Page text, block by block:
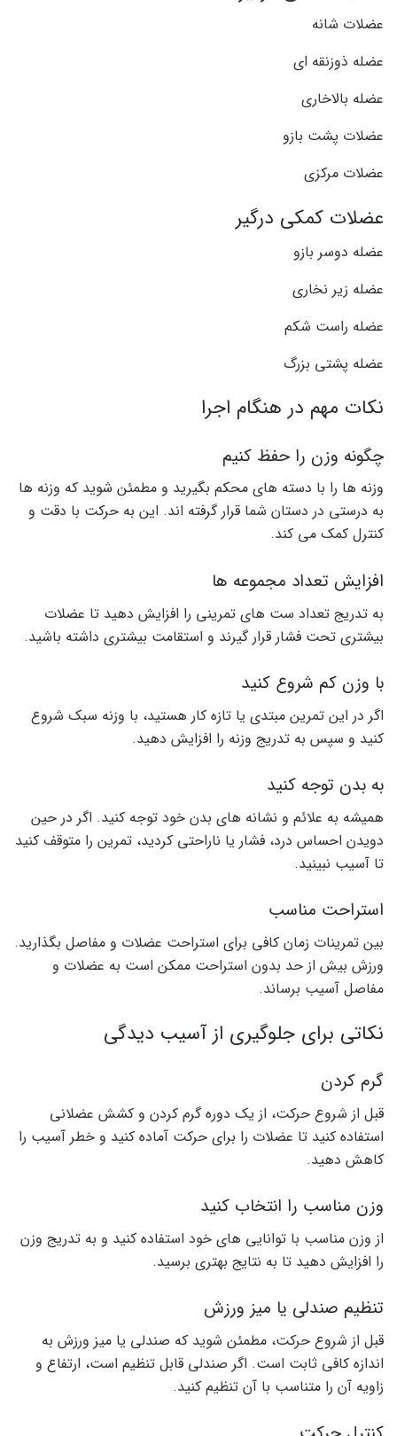
عضلات شانه
عضله ذوزنقه ای
عضله بالاخاری
عضلات پشت بازو
عضلات مرکزی
عضلات کمکی درگیر
عضله دوسر بازو
عضله زیر نخاری
عضله راست شکم
عضله پشتی بزرگ
نکات مهم در هنگام اجرا
چگونه وزن را حفظ کنیم
وزنه ها را با دسته های محکم بگیرید و مطمئن شوید که وزنه ها
به درستی در دستان شما قرار گرفته اند. این به حرکت با دقت و
کنترل کمک می کند.
افزایش تعداد مجموعه ها
به تدریج تعداد ست های تمرینی را افزایش دهید تا عضلات
بیشتری تحت فشار قرار گیرند و استقامت بیشتری داشته باشید.
با وزن کم شروع کنید
اگر در این تمرین مبتدی یا تازه کار هستید، با وزنه سبک شروع
کنید و سپس به تدریج وزنه را افزایش دهید.
به بدن توجه کنید
همیشه به علائم و نشانه های بدن خود توجه کنید. اگر در حین
دویدن احساس درد، فشار یا ناراحتی کردید، تمرین را متوقف کنید
تا آسیب نبینید.
استراحت مناسب
بین تمرینات زمان کافی برای استراحت عضلات و مفاصل بگذارید.
ورزش بیش از حد بدون استراحت ممکن است به عضلات و
مفاصل آسیب برساند.
نکاتی برای جلوگیری از آسیب دیدگی
گرم کردن
قبل از شروع حرکت، از یک دوره گرم کردن و کشش عضلانی
استفاده کنید تا عضلات را برای حرکت آماده کنید و خطر آسیب را
کاهش دهید.
وزن مناسب را انتخاب کنید
از وزن مناسب با توانایی های خود استفاده کنید و به تدریج وزن
را افزایش دهید تا به نتایج بهتری برسید.
تنظیم صندلی یا میز ورزش
قبل از شروع حرکت، مطمئن شوید که صندلی یا میز ورزش به
اندازه کافی ثابت است. اگر صندلی قابل تنظیم است، ارتفاع و
زاویه آن را متناسب با آن تنظیم کنید.